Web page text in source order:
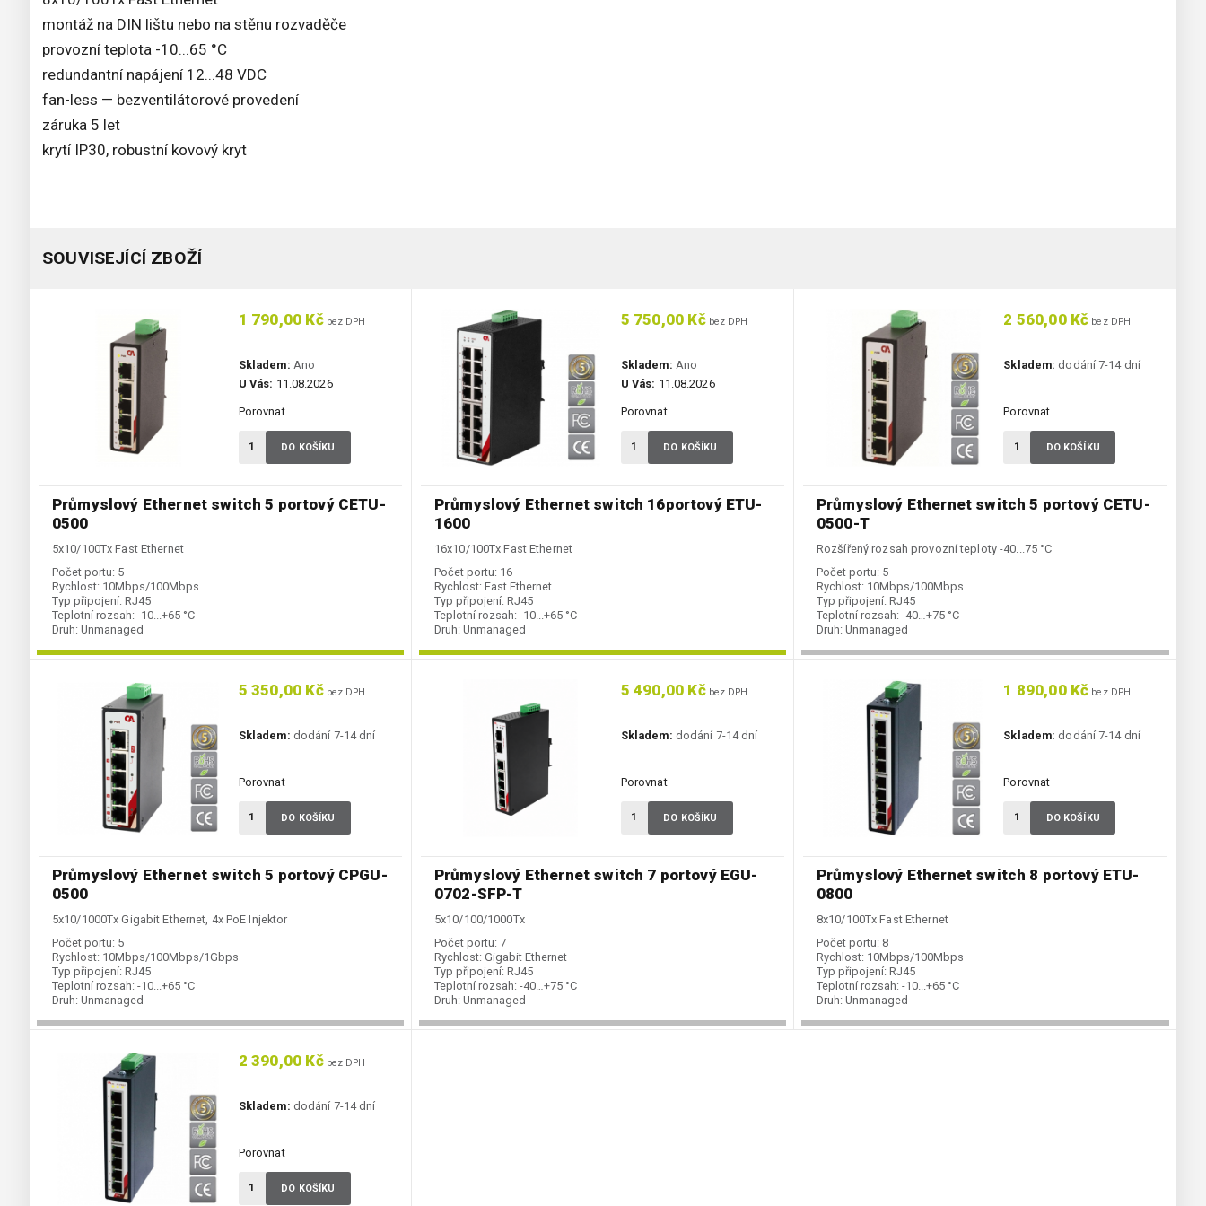
montáž na DIN lištu nebo na stěnu rozvaděče
provozní teplota -10...65 °C
redundantní napájení 12...48 VDC
fan-less — bezventilátorové provedení
záruka 5 let
krytí IP30, robustní kovový kryt
SOUVISEJÍCÍ ZBOŽÍ
Průmyslový Ethernet switch 5 portový CETU-
0500
5x10/100Tx Fast Ethernet
Počet portu: 5
Rychlost: 10Mbps/100Mbps
Typ připojení: RJ45
Teplotní rozsah: -10...+65 °C
Druh: Unmanaged
1 790,00 Kčbez DPH
Skladem: Ano
U Vás: 11.08.2026
Porovnat
DO KOŠÍKU
Průmyslový Ethernet switch 16portový ETU-
1600
16x10/100Tx Fast Ethernet
Počet portu: 16
Rychlost: Fast Ethernet
Typ připojení: RJ45
Teplotní rozsah: -10...+65 °C
Druh: Unmanaged
5 750,00 Kčbez DPH
Skladem: Ano
U Vás: 11.08.2026
Porovnat
DO KOŠÍKU
Průmyslový Ethernet switch 5 portový CETU-
0500-T
Rozšířený rozsah provozní teploty -40...75 °C
Počet portu: 5
Rychlost: 10Mbps/100Mbps
Typ připojení: RJ45
Teplotní rozsah: -40…+75 °C
Druh: Unmanaged
2 560,00 Kč bez DPH
Skladem: dodání 7-14 dní
Porovnat
DO KOŠÍKU
Průmyslový Ethernet switch 5 portový CPGU-
0500
5x10/1000Tx Gigabit Ethernet, 4x PoE Injektor
Počet portu: 5
Rychlost: 10Mbps/100Mbps/1Gbps
Typ připojení: RJ45
Teplotní rozsah: -10...+65 °C
Druh: Unmanaged
5 350,00 Kčbez DPH
Skladem: dodání 7-14 dní
Porovnat
DO KOŠÍKU
Průmyslový Ethernet switch 7 portový EGU-
0702-SFP-T
5x10/100/1000Tx
Počet portu: 7
Rychlost: Gigabit Ethernet
Typ připojení: RJ45
Teplotní rozsah: -40…+75 °C
Druh: Unmanaged
5 490,00 Kčbez DPH
Skladem: dodání 7-14 dní
Porovnat
DO KOŠÍKU
Průmyslový Ethernet switch 8 portový ETU-
0800
8x10/100Tx Fast Ethernet
Počet portu: 8
Rychlost: 10Mbps/100Mbps
Typ připojení: RJ45
Teplotní rozsah: -10...+65 °C
Druh: Unmanaged
1 890,00 Kč bez DPH
Skladem: dodání 7-14 dní
Porovnat
DO KOŠÍKU
2 390,00 Kčbez DPH
Skladem: dodání 7-14 dní
Porovnat
DO KOŠÍKU